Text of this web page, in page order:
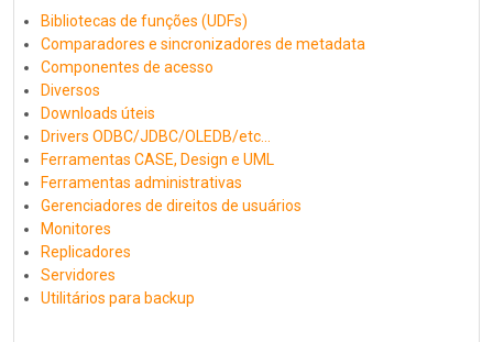
Bibliotecas de funções (UDFs)
Comparadores e sincronizadores de metadata
Componentes de acesso
Diversos
Downloads úteis
Drivers ODBC/JDBC/OLEDB/etc...
Ferramentas CASE, Design e UML
Ferramentas administrativas
Gerenciadores de direitos de usuários
Monitores
Replicadores
Servidores
Utilitários para backup